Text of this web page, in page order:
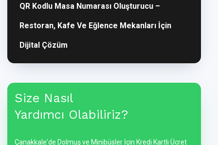
QR Kodlu Masa Numarası Oluşturucu –
Restoran, Kafe Ve Eğlence Mekanları İçin
Dijital Çözüm
Size Nasıl
Yardımcı Olabiliriz?
Çanakkale'de Dolmuş ve Minibüsler İçin Kredi Kartlı Ücret